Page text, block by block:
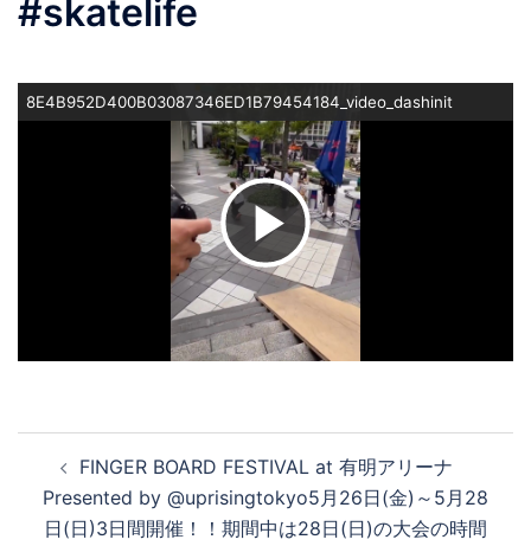
#skatelife
8E4B952D400B03087346ED1B79454184_video_dashinit
ビ
デ
を
ナ
FINGER BOARD FESTIVAL at 有明アリーナ
Presented by @uprisingtokyo5月26日(金)～5月28
日(日)3日間開催！！期間中は28日(日)の大会の時間